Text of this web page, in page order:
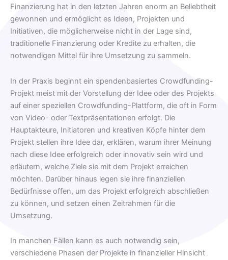
Finanzierung hat in den letzten Jahren enorm an Beliebtheit
gewonnen und ermöglicht es Ideen, Projekten und
Initiativen, die möglicherweise nicht in der Lage sind,
traditionelle Finanzierung oder Kredite zu erhalten, die
notwendigen Mittel für ihre Umsetzung zu sammeln.
In der Praxis beginnt ein spendenbasiertes Crowdfunding-
Projekt meist mit der Vorstellung der Idee oder des Projekts
auf einer speziellen Crowdfunding-Plattform, die oft in Form
von Video- oder Textpräsentationen erfolgt. Die
Hauptakteure, Initiatoren und kreativen Köpfe hinter dem
Projekt stellen ihre Idee dar, erklären, warum ihrer Meinung
nach diese Idee erfolgreich oder innovativ sein wird und
erläutern, welche Ziele sie mit dem Projekt erreichen
möchten. Darüber hinaus legen sie ihre finanziellen
Bedürfnisse offen, um das Projekt erfolgreich abschließen
zu können, und setzen einen Zeitrahmen für die
Umsetzung.
In manchen Fällen kann es auch notwendig sein,
verschiedene Phasen der Projekte in finanzieller Hinsicht